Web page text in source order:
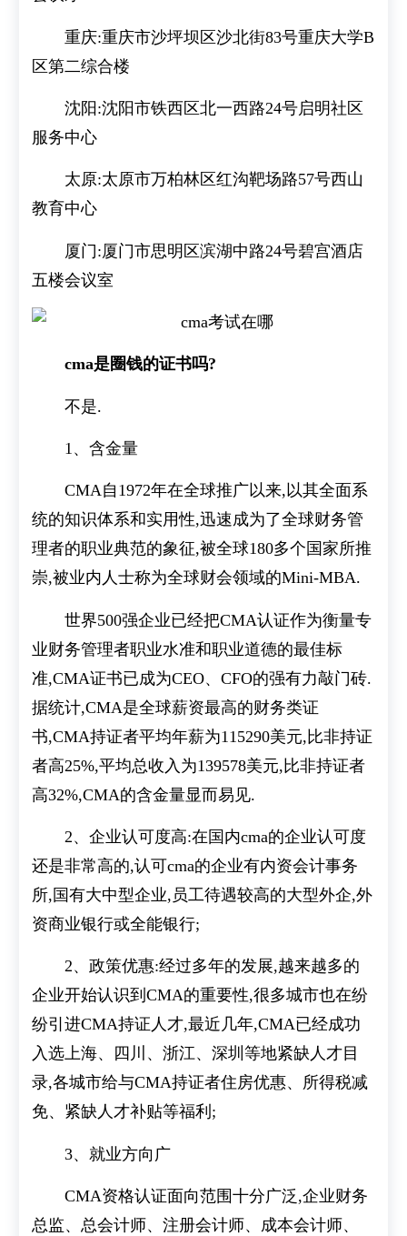
重庆:重庆市沙坪坝区沙北街83号重庆大学B
区第二综合楼
沈阳:沈阳市铁西区北一西路24号启明社区
服务中心
太原:太原市万柏林区红沟靶场路57号西山
教育中心
厦门:厦门市思明区滨湖中路24号碧宫酒店
五楼会议室
cma是圈钱的证书吗?
不是.
1、含金量
CMA自1972年在全球推广以来,以其全面系
统的知识体系和实用性,迅速成为了全球财务管
理者的职业典范的象征,被全球180多个国家所推
崇,被业内人士称为全球财会领域的Mini-MBA.
世界500强企业已经把CMA认证作为衡量专
业财务管理者职业水准和职业道德的最佳标
准,CMA证书已成为CEO、CFO的强有力敲门砖.
据统计,CMA是全球薪资最高的财务类证
书,CMA持证者平均年薪为115290美元,比非持证
者高25%,平均总收入为139578美元,比非持证者
高32%,CMA的含金量显而易见.
2、企业认可度高:在国内cma的企业认可度
还是非常高的,认可cma的企业有内资会计事务
所,国有大中型企业,员工待遇较高的大型外企,外
资商业银行或全能银行;
2、政策优惠:经过多年的发展,越来越多的
企业开始认识到CMA的重要性,很多城市也在纷
纷引进CMA持证人才,最近几年,CMA已经成功
入选上海、四川、浙江、深圳等地紧缺人才目
录,各城市给与CMA持证者住房优惠、所得税减
免、紧缺人才补贴等福利;
3、就业方向广
CMA资格认证面向范围十分广泛,企业财务
总监、总会计师、注册会计师、成本会计师、